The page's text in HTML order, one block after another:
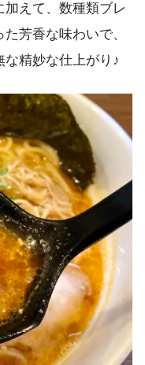
えて、数種類ブレ
芳香な味わいで、
精妙な仕上がり♪